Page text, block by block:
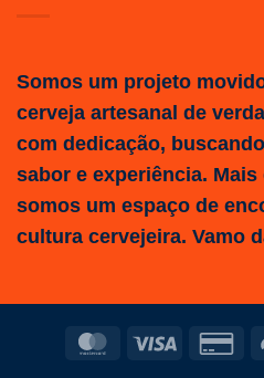
Somos um projeto
cerveja artesanal de
com dedicação,
sabor e experiência.
somos um espaço de
cultura cervejeira. Vamo
MasterCardVisa